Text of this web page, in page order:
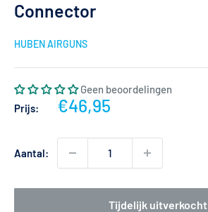
Connector
HUBEN AIRGUNS
Geen beoordelingen
Prijs:
Actieprijs
€46,95
Aantal:
Tijdelijk uitverkocht